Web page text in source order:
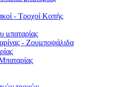
- Τροχοί Κοπής
μπαταρίας
- Ζουμποψάλιδα